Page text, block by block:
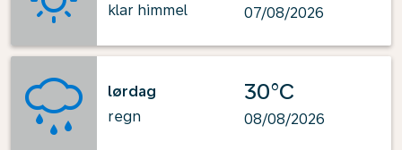
klar himmel
07/08/2026
lørdag
regn
30°C
08/08/2026